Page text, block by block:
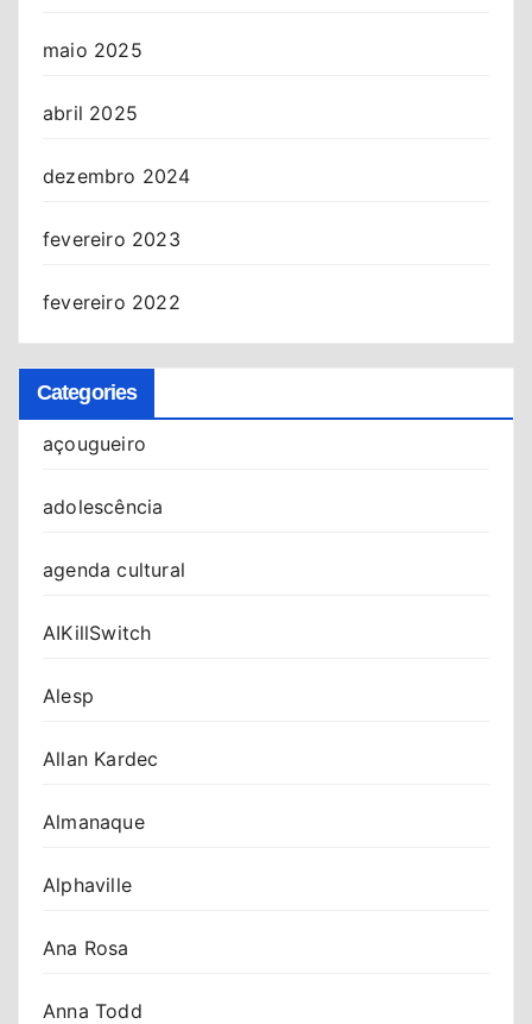
maio 2025
abril 2025
dezembro 2024
fevereiro 2023
fevereiro 2022
Categories
açougueiro
adolescência
agenda cultural
AIKillSwitch
Alesp
Allan Kardec
Almanaque
Alphaville
Ana Rosa
Anna Todd